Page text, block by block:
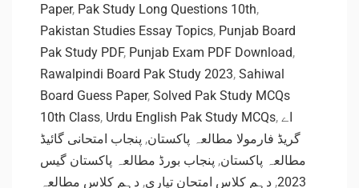
Paper, Pak Study Long Questions 10th,
Pakistan Studies Essay Topics, Punjab Board
Pak Study PDF, Punjab Exam PDF Download,
Rawalpindi Board Pak Study 2023, Sahiwal
Board Guess Paper, Solved Pak Study MCQs
10th Class, Urdu English Pak Study MCQs, اے
گریڈ فارمولا مطالعہ پاکستان, پنجاب امتحانی گائیڈ
مطالعہ پاکستان, پنجاب بورڈ مطالعہ پاکستان گیس
2023
, دہم کلاس امتحان تیاری, دہم کلاس مطالعہ